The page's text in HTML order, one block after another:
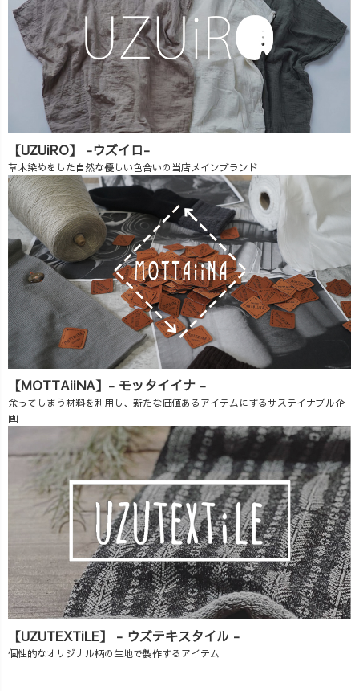
【UZUiRO】 -ウズイロ-
草木染めをした自然な優しい色合いの当店メインブランド
【MOTTAiiNA】- モッタイイナ -
余ってしまう材料を利用し、新たな価値あるアイテムにするサステイナブル企
画
【UZUTEXTiLE】 - ウズテキスタイル -
個性的なオリジナル柄の生地で製作するアイテム